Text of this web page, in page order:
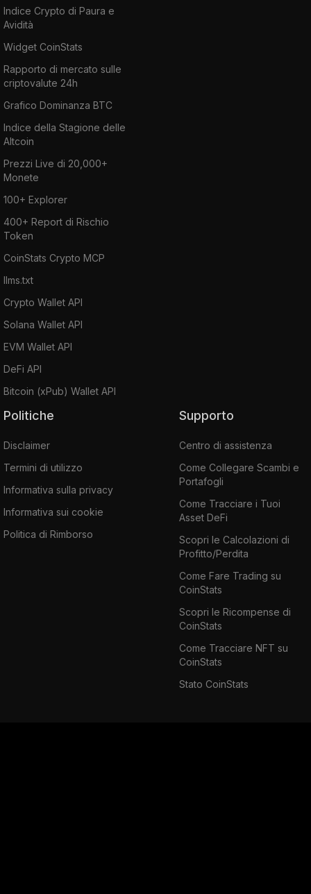
Indice Crypto di Paura e
Avidità
Widget CoinStats
Rapporto di mercato sulle
criptovalute 24h
Grafico Dominanza BTC
Indice della Stagione delle
Altcoin
Prezzi Live di 20,000+
Monete
100+ Explorer
400+ Report di Rischio
Token
CoinStats Crypto MCP
llms.txt
Crypto Wallet API
Solana Wallet API
EVM Wallet API
DeFi API
Bitcoin (xPub) Wallet API
Politiche
Disclaimer
Termini di utilizzo
Informativa sulla privacy
Informativa sui cookie
Politica di Rimborso
Supporto
Centro di assistenza
Come Collegare Scambi e
Portafogli
Come Tracciare i Tuoi
Asset DeFi
Scopri le Calcolazioni di
Profitto/Perdita
Come Fare Trading su
CoinStats
Scopri le Ricompense di
CoinStats
Come Tracciare NFT su
CoinStats
Stato CoinStats